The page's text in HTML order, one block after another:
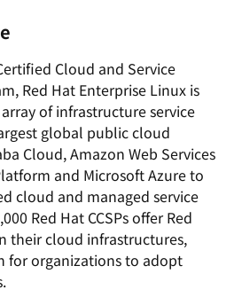
Cloud and Service
Red Hat Enterprise Linux is
of infrastructure service
global public cloud
Cloud, Amazon Web Services
and Microsoft Azure to
cloud and managed service
Red Hat CCSPs offer Red
their cloud infrastructures,
for organizations to adopt